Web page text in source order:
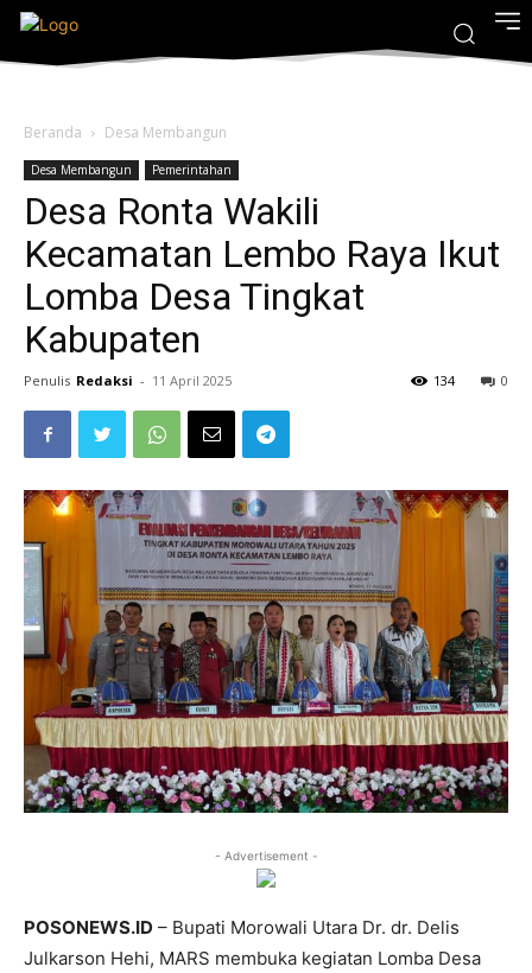
Beranda Desa Membangun
Desa Membangun Pemerintahan
Desa Ronta Wakili
Kecamatan Lembo Raya Ikut
Lomba Desa Tingkat
Kabupaten
Penulis Redaksi - 11 April 2025 0
134
- Advertisement -
POSONEWS.ID – Bupati Morowali Utara Dr. dr. Delis
Julkarson Hehi, MARS membuka kegiatan Lomba Desa